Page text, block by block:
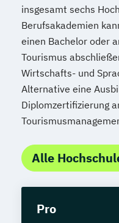
insgesamt sechs
Berufsakademien
einen Bachelor oder
Tourismus
Wirtschafts- und
Alternative eine
Diplomzertifizierung
Alle
Pro